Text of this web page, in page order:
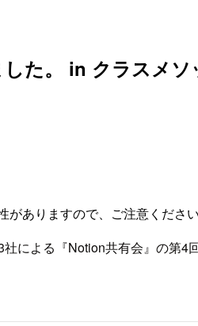
た。 in クラスメ
ありますので、ご注意ください
による『Notion共有会』の第4